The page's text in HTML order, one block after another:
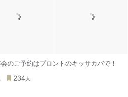
のご予約はプロントのキッサカバで！
234 人